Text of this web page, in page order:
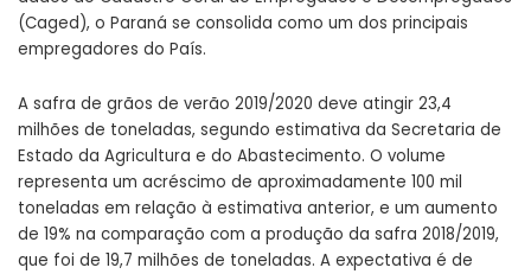
(Caged), o Paraná se consolida como um dos principais
empregadores do País.
A safra de grãos de verão 2019/2020 deve atingir 23,4
milhões de toneladas, segundo estimativa da Secretaria de
Estado da Agricultura e do Abastecimento. O volume
representa um acréscimo de aproximadamente 100 mil
toneladas em relação à estimativa anterior, e um aumento
de 19% na comparação com a produção da safra 2018/2019,
que foi de 19,7 milhões de toneladas. A expectativa é de